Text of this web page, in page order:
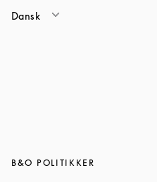
Dansk
B&O POLITIKKER